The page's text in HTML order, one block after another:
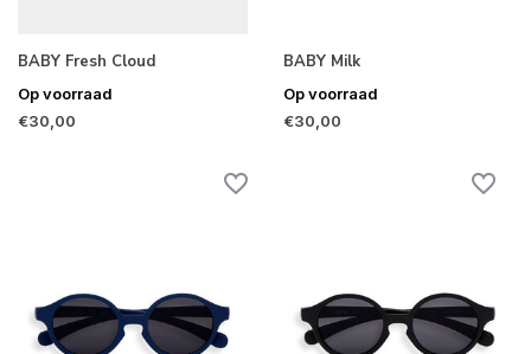
BABY Fresh Cloud
Op voorraad
€30,00
BABY Milk
Op voorraad
€30,00